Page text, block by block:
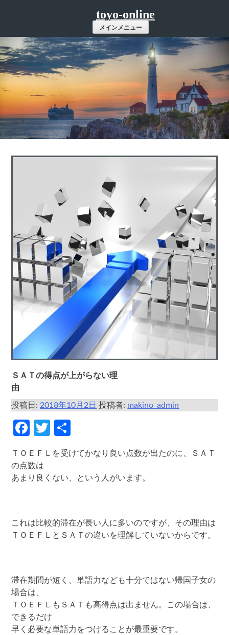
ツ
へ
ス
キ
ッ
プ
toyo-online
メインメニュー
ＳＡＴの得点が上がらない理
由
投稿日:2018年10月2日 投稿者: makino_admin
Facebook
Twitter
ＴＯＥＦＬを受けてかなり良い点数が出たのに、ＳＡＴ
の点数は
あまり良くない、という人がいます。
これは比較的滞在が長い人に多いのですが、その理由は
ＴＯＥＦＬとＳＡＴの違いを理解していないからです。
滞在期間が短く、単語力なども十分ではない帰国子女の
場合は、
ＴＯＥＦＬもＳＡＴも高得点は出ません。この場合は、
できるだけ
早く必要な単語力をつけることが最重要です。